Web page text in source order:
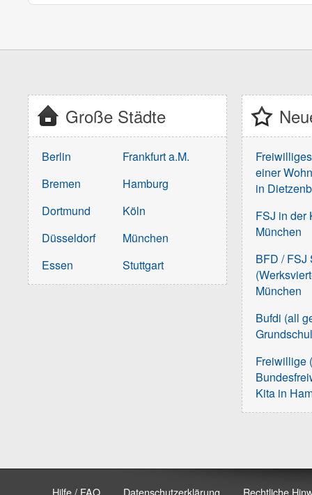
Große Städte
Berlin
Bremen
Dortmund
Düsseldorf
Essen
Frankfurt a.M.
Hamburg
Köln
München
Stuttgart
einer
in
FSJ in der
München
BFD / FSJ
München
Bufdi (all
Freiwillige
Kita in
Hilfe / FAQ Datenschutzerklärung Rechtliche